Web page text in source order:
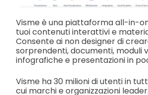
Visme è una piattaforma all-in-
tuoi contenuti interattivi e
Consente ai non designer di
sorprendenti, documenti, moduli
infografiche e presentazioni in
Visme ha 30 milioni di utenti in
cui marchi e organizzazioni leader.